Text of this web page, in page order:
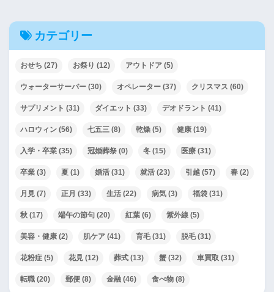
カテゴリー
おせち (27) お祭り (12) アウトドア (5)
ウォーターサーバー (30) オペレーター (37) クリスマス (60)
サプリメント (31) ダイエット (33) デオドラント (41)
ハロウィン (56) 七五三 (8) 乾燥 (5) 健康 (19)
入学・卒業 (35) 冠婚葬祭 (0) 冬 (15) 医療 (31)
卒業 (3) 夏 (1) 婚活 (31) 就活 (23) 引越 (57) 春 (2)
月見 (7) 正月 (33) 生活 (22) 病気 (3) 福袋 (31)
秋 (17) 端午の節句 (20) 紅葉 (6) 紫外線 (5)
美容・健康 (2) 肌ケア (41) 育毛(31) 脱毛(31)
花粉症 (5) 花見 (12) 葬式 (13) 蟹 (32) 車買取 (31)
転職 (20) 郵便 (8) 金融 (46) 食べ物 (8)